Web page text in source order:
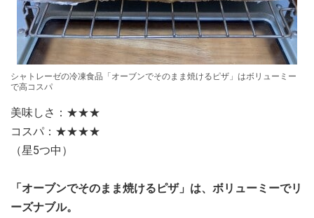
シャトレーゼの冷凍食品「オーブンでそのまま焼けるピザ」はボリューミー
で高コスパ
美味しさ：★★★
コスパ：★★★★
（星5つ中）
「オーブンでそのまま焼けるピザ」は、ボリューミーでリ
ーズナブル。